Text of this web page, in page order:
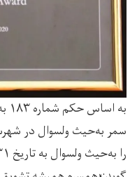
سمر به‌حیث ولسوال در